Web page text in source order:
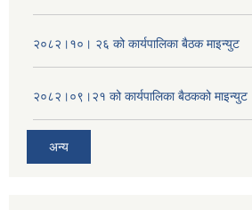
२०८२।१०। २६ को कार्यपालिका बैठक माइन्युट
२०८२।०९।२१ को कार्यपालिका बैठकको माइन्युट
अन्य